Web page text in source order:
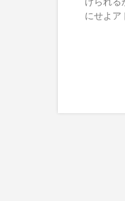
にせよア